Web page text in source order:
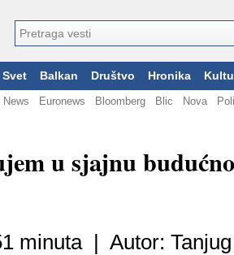
Svet Balkan Društvo Hronika
News Euronews Bloomberg Blic Nova
u sjajnu
minuta | Autor: Tanjug